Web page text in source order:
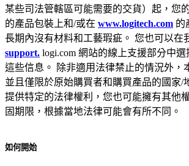
某些司法管轄區可能需要的交貨）起，您
的產品包裝上和/或在 www.logitech.com 的
長期內沒有材料和工藝瑕疵。 您也可以在
support. logi.com 網站的線上支援部分中選
這些信息。 除非適用法律禁止的情況外，
並且僅限於原始購買者和購買產品的國家/
提供特定的法律權利，您也可能擁有其他
固期限，根據當地法律可能會有所不同。
如何開始